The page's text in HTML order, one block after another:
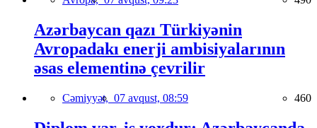
Azərbaycan qazı Türkiyənin
Avropadakı enerji ambisiyalarının
əsas elementinə çevrilir
Cəmiyyət, 07 avqust, 08:59 460